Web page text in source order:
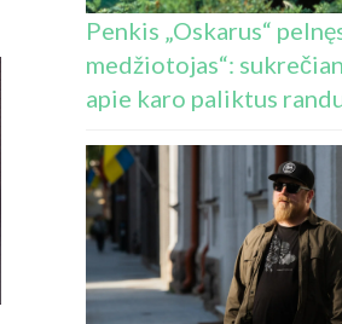
Penkis „Oskarus“
medžiotojas“:
apie karo paliktus